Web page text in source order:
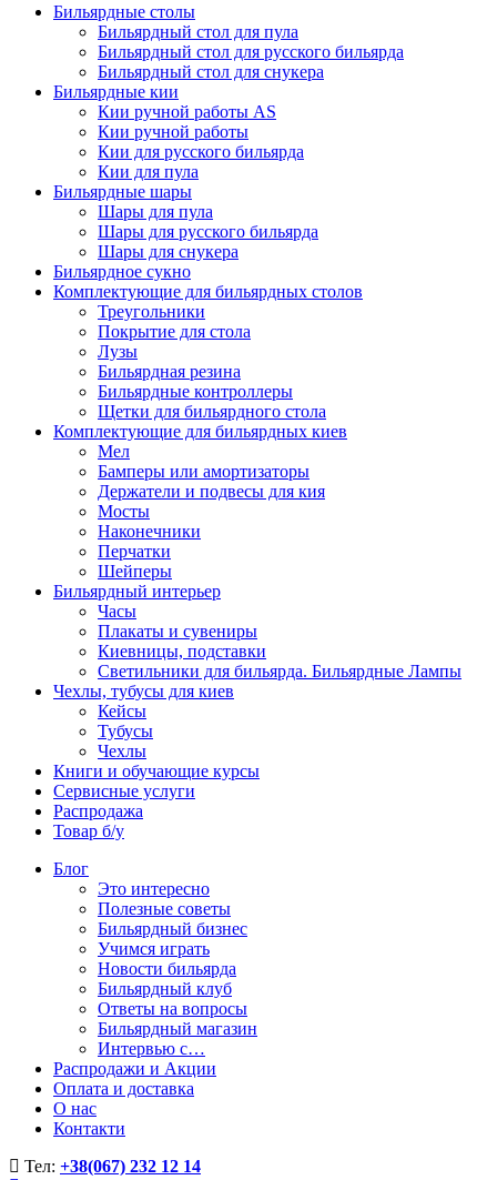
Бильярдные столы
Бильярдный стол для пула
Бильярдный стол для русского бильярда
Бильярдный стол для снукера
Бильярдные кии
Кии ручной работы AS
Кии ручной работы
Кии для русского бильярда
Кии для пула
Бильярдные шары
Шары для пула
Шары для русского бильярда
Шары для снукера
Бильярдное сукно
Комплектующие для бильярдных столов
Треугольники
Покрытие для стола
Лузы
Бильярдная резина
Бильярдные контроллеры
Щетки для бильярдного стола
Комплектующие для бильярдных киев
Мел
Бамперы или амортизаторы
Держатели и подвесы для кия
Мосты
Наконечники
Перчатки
Шейперы
Бильярдный интерьер
Часы
Плакаты и сувениры
Киевницы, подставки
Светильники для бильярда. Бильярдные Лампы
Чехлы, тубусы для киев
Кейсы
Тубусы
Чехлы
Книги и обучающие курсы
Сервисные услуги
Распродажа
Товар б/у
Блог
Это интересно
Полезные советы
Бильярдный бизнес
Учимся играть
Новости бильярда
Бильярдный клуб
Ответы на вопросы
Бильярдный магазин
Интервью с…
Распродажи и Акции
Оплата и доставка
О нас
Контакти
Тел: +38(067) 232 12 14